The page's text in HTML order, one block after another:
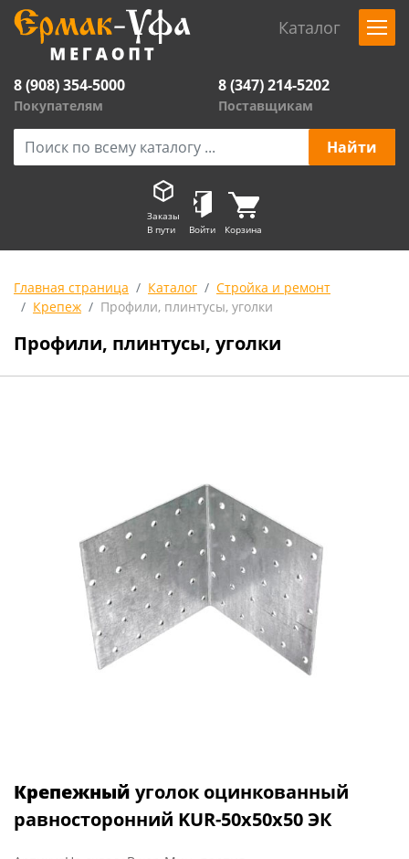
Каталог
8 (908) 354-5000
Покупателям
8 (347) 214-5202
Поставщикам
Заказы
В пути
Войти Корзина
Главная страница Каталог
Стройка и ремонт
Крепеж
Профили, плинтусы, уголки
Профили, плинтусы, уголки
Крепежный уголок оцинкованный
равносторонний KUR-50х50х50 ЭК